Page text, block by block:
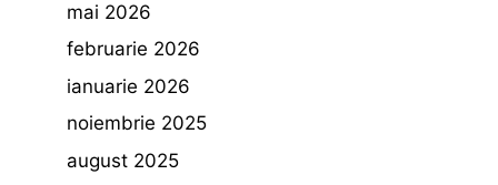
mai 2026
februarie 2026
ianuarie 2026
noiembrie 2025
august 2025